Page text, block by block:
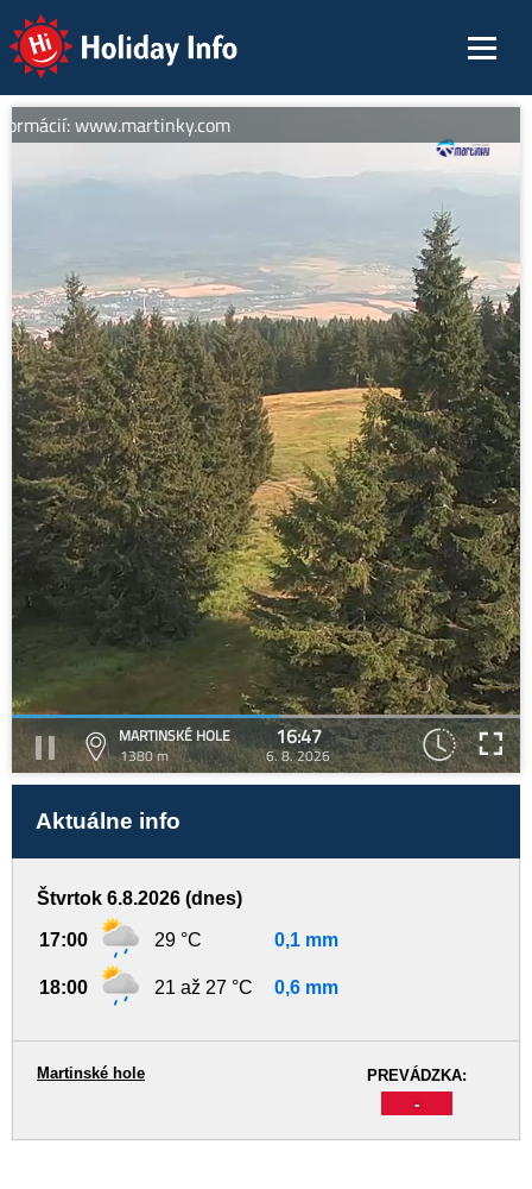
Holiday Info
www.martinky.com
MARTINSKÉ HOLE
1380 m
16:47
6. 8. 2026
Aktuálne info
Štvrtok 6.8.2026 (dnes)
17:00 29 °C 0,1 mm
18:00 21 až 27 °C 0,6 mm
PREVÁDZKA:
-
Martinské hole